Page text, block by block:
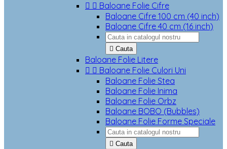
  Baloane Folie Cifre
Baloane Cifre 100 cm (40 inch)
Baloane Cifre 40 cm (16 inch)
 Cauta
Baloane Folie Litere
  Baloane Folie Culori Uni
Baloane Folie Stea
Baloane Folie Inima
Baloane Folie Orbz
Baloane BOBO (Bubbles)
Baloane Folie Forme Speciale
 Cauta